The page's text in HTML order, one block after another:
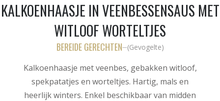
KALKOENHAASJE IN VEENBESSENSAUS MET
WITLOOF WORTELTJES
BEREIDE GERECHTEN—(Gevogelte)
Kalkoenhaasje met veenbes, gebakken witloof,
spekpatatjes en worteltjes. Hartig, mals en
heerlijk winters. Enkel beschikbaar van midden